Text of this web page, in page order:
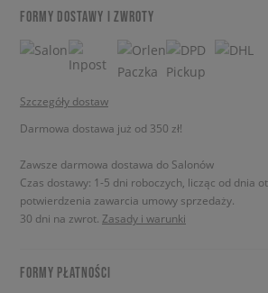
FORMY DOSTAWY I ZWROTY
Szczegóły dostaw
Darmowa dostawa już od 350 zł!
Zawsze darmowa dostawa do Salonów
Czas dostawy: 1-5 dni roboczych, licząc od dnia
potwierdzenia zawarcia umowy sprzedaży.
30 dni na zwrot. Zasady i warunki
FORMY PŁATNOŚCI